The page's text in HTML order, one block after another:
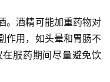
。酒精可能加重药物对
作用，如头晕和胃肠不
服药期间尽量避免饮